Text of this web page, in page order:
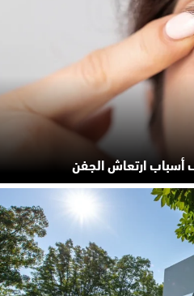
ارتعاش الجفن